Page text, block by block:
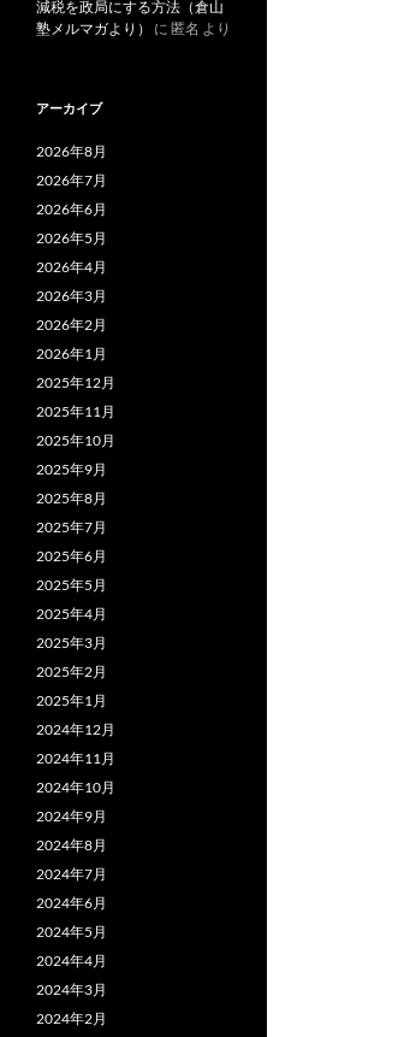
減税を政局にする方法（倉山
塾メルマガより）
に 匿名 より
アーカイブ
2026年8月
2026年7月
2026年6月
2026年5月
2026年4月
2026年3月
2026年2月
2026年1月
2025年12月
2025年11月
2025年10月
2025年9月
2025年8月
2025年7月
2025年6月
2025年5月
2025年4月
2025年3月
2025年2月
2025年1月
2024年12月
2024年11月
2024年10月
2024年9月
2024年8月
2024年7月
2024年6月
2024年5月
2024年4月
2024年3月
2024年2月